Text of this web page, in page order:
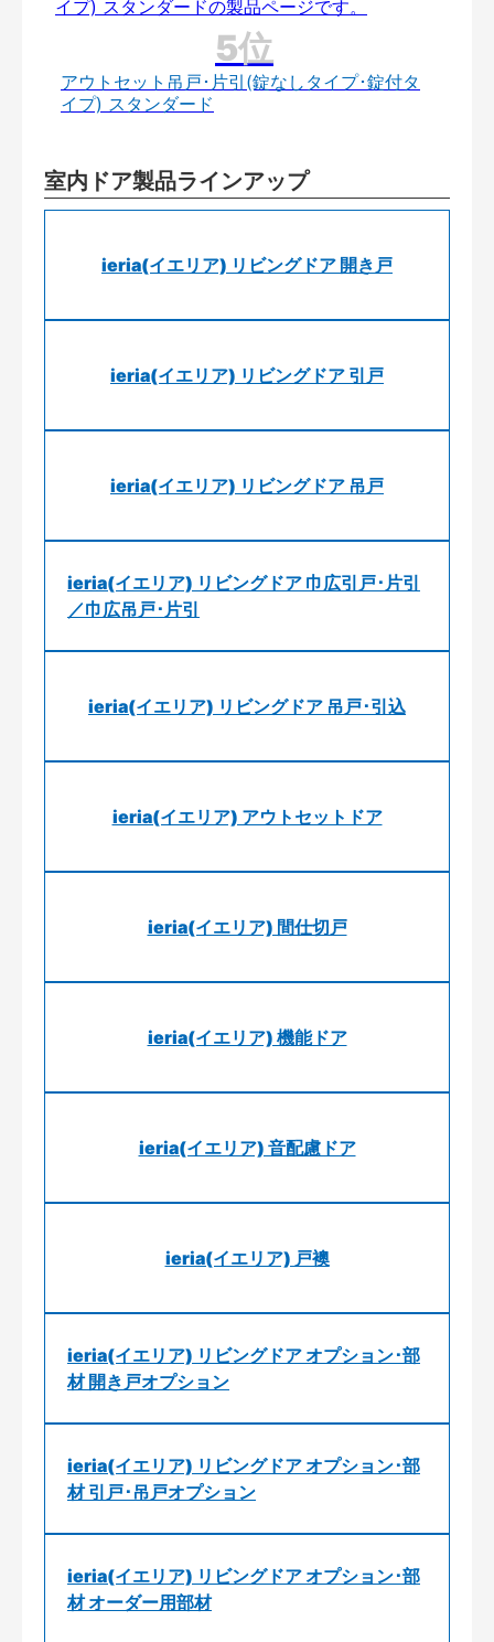
アウトセット吊戸･片引(錠なしタイプ･錠付タ
イプ) スタンダード
室内ドア製品ラインアップ
ieria(イエリア) リビングドア 開き戸
ieria(イエリア) リビングドア 引戸
ieria(イエリア) リビングドア 吊戸
ieria(イエリア) リビングドア 巾広引戸･片引
／巾広吊戸･片引
ieria(イエリア) リビングドア 吊戸･引込
ieria(イエリア) アウトセットドア
ieria(イエリア) 間仕切戸
ieria(イエリア) 機能ドア
ieria(イエリア) 音配慮ドア
ieria(イエリア) 戸襖
ieria(イエリア) リビングドア オプション･部
材 開き戸オプション
ieria(イエリア) リビングドア オプション･部
材 引戸･吊戸オプション
ieria(イエリア) リビングドア オプション･部
材 オーダー用部材